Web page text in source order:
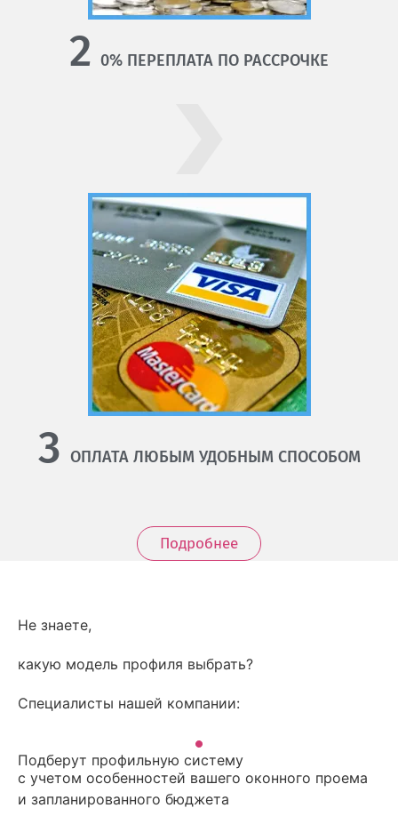
2 0% ПЕРЕПЛАТА ПО РАССРОЧКЕ
3 ОПЛАТА ЛЮБЫМ УДОБНЫМ СПОСОБОМ
Подробнее
Не знаете,
какую модель профиля выбрать?
Специалисты нашей компании:
Подберут профильную систему
с учетом особенностей вашего оконного проема
и запланированного бюджета